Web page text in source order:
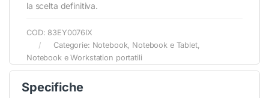
la scelta definitiva.
COD: 83EY0076IX
Categorie: Notebook, Notebook e Tablet,
Notebook e Workstation portatili
Specifiche